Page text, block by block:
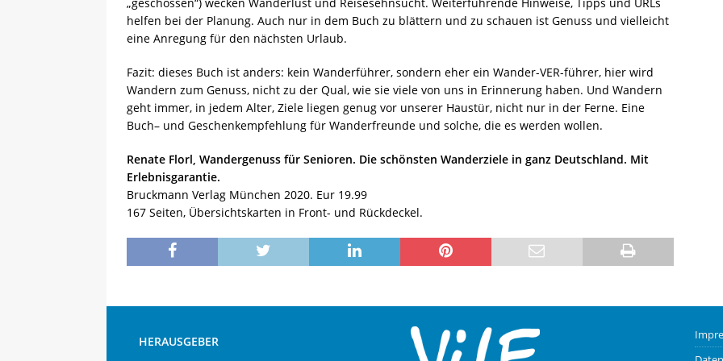
helfen bei der Planung. Auch nur in dem Buch zu blättern und zu schauen ist Genuss und vielleicht
eine Anregung für den nächsten Urlaub.
Fazit: dieses Buch ist anders: kein Wanderführer, sondern eher ein Wander-VER-führer, hier wird
Wandern zum Genuss, nicht zu der Qual, wie sie viele von uns in Erinnerung haben. Und Wandern
geht immer, in jedem Alter, Ziele liegen genug vor unserer Haustür, nicht nur in der Ferne. Eine
Buch– und Geschenkempfehlung für Wanderfreunde und solche, die es werden wollen.
Renate Florl, Wandergenuss für Senioren. Die schönsten Wanderziele in ganz Deutschland. Mit
Erlebnisgarantie.
Bruckmann Verlag München 2020. Eur 19.99
167 Seiten, Übersichtskarten in Front- und Rückdeckel.
HERAUSGEBER